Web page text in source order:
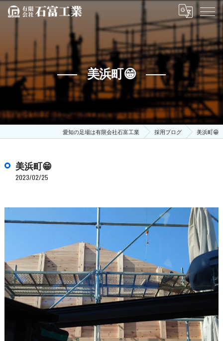
美浜町😁
愛知の足場は有限会社石富工業 採用ブログ 美浜町😁
美浜町😁
2023/02/25